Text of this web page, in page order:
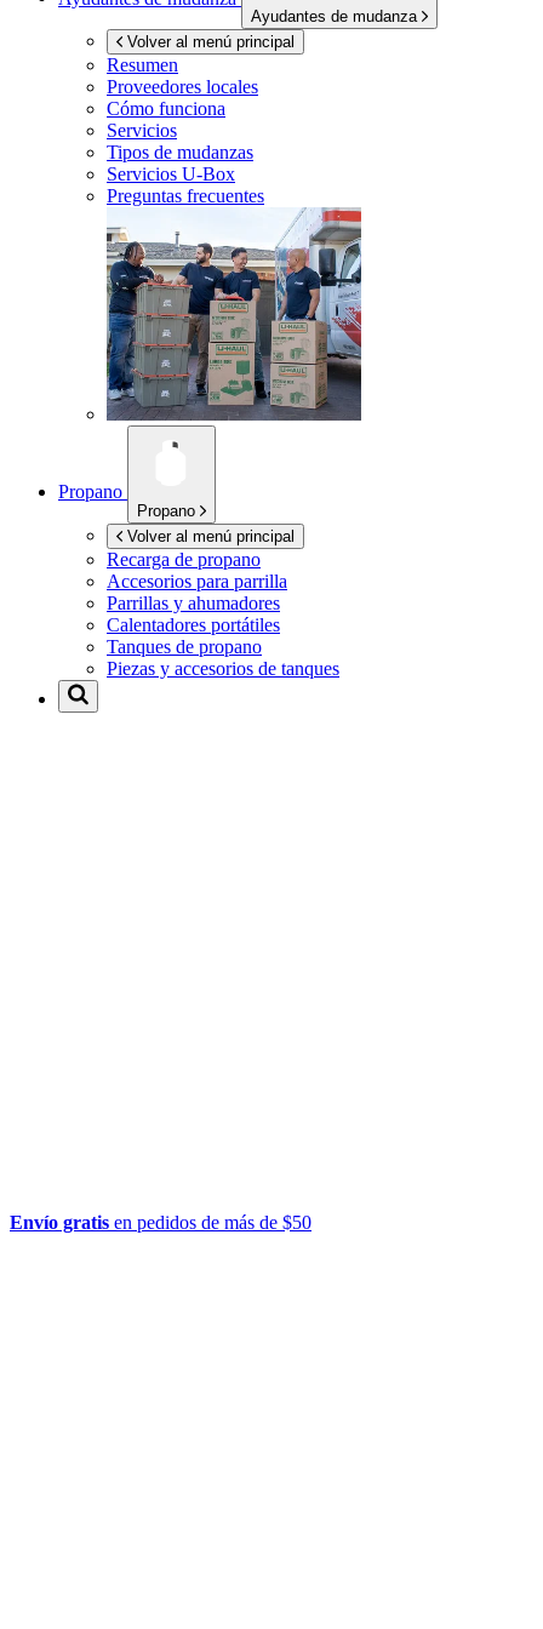
Ayudantes de mudanza
Volver al menú principal
Resumen
Proveedores locales
Cómo funciona
Servicios
Tipos de mudanzas
Servicios U-Box
Preguntas frecuentes
Propano
Propano
Volver al menú principal
Recarga de propano
Accesorios para parrilla
Parrillas y ahumadores
Calentadores portátiles
Tanques de propano
Piezas y accesorios de tanques
Envío gratis en pedidos de más de $50